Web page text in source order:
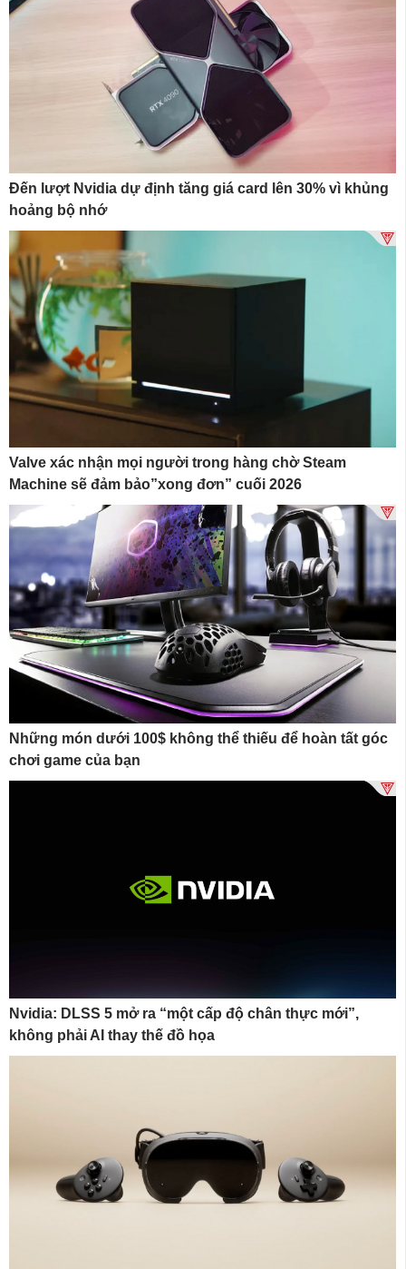
Đến lượt Nvidia dự định tăng giá card lên 30% vì khủng
hoảng bộ nhớ
Valve xác nhận mọi người trong hàng chờ Steam
Machine sẽ đảm bảo”xong đơn” cuối 2026
Những món dưới 100$ không thể thiếu để hoàn tất góc
chơi game của bạn
Nvidia: DLSS 5 mở ra “một cấp độ chân thực mới”,
không phải AI thay thế đồ họa